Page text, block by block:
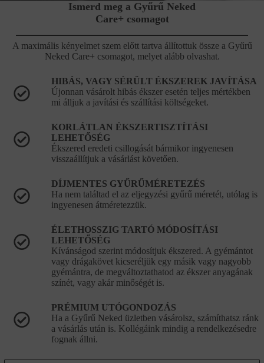
Ismerd meg a Gyűrű Neked
Care+ csomagot
A maximális kényelmet szem előtt tartva állítottuk össze a Gyűrű
Neked Care+ csomagot, melyet alább olvashat.
HIBÁS, VAGY SÉRÜLT ÉKSZEREK JAVÍTÁSA
Újonnan vásárolt hibás ékszer esetén teljes mértékben
mi álljuk a javítási és szállítási költségeket.
KORLÁTLAN ÉKSZERTISZTÍTÁSI
LEHETŐSÉG
Ékszered eredeti csillogását bármikor ingyenesen
visszaállítjuk a vásárlást követően.
DÍJMENTES GYŰRŰMÉRETEZÉS
Ha nem találtad el az eljegyzési gyűrű méretét, utólag is
ingyenesen átméretezzük.
ÉLETHOSSZIG TARTÓ MÓDOSÍTÁSI
LEHETŐSÉG
Kívánságod szerint módosítjuk ékszered. A gyémántot
vagy drágakövet kicseréljük egy másik vagy nagyobb
gyémántra, de megváltoztathatod az ékszer anyagának
színét, vagy akár minőségét is.
PRÉMIUM UTÓGONDOZÁS
Ha a Gyűrű Neked üzletben vásárolsz, számíthatsz ránk
a vásárlás után is. Kollégáink mindig a rendelkezésedre
fognak állni.